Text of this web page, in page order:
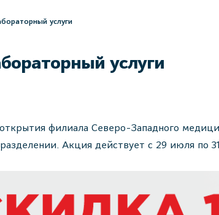
услуги
услуги
филиала Северо-Западного
Акция действует с 29 июля по